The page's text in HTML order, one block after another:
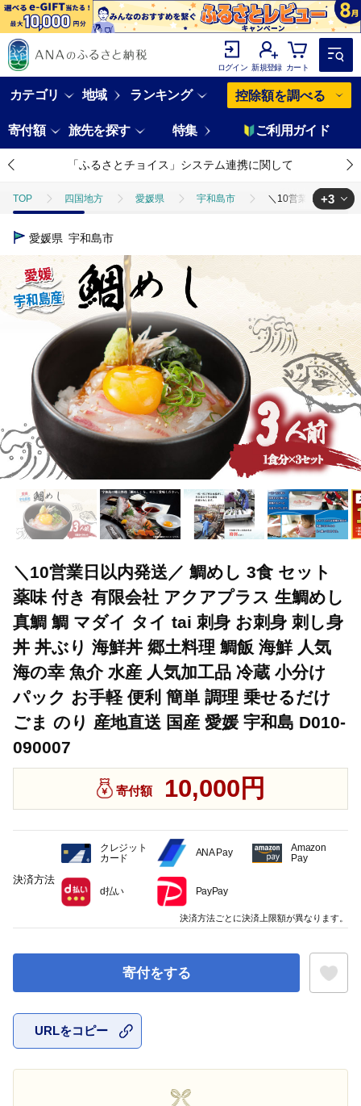
ログイン 新規登録 カート
カテゴリ 地域 ランキング 控除額を調べる
寄付額 旅先を探す 特集 ご利用ガイド
「ふるさとチョイス」システム連携に関して
TOP 四国地方 愛媛県 宇和島市 ＼10営業日以内発送
TOP
TOP 魚介類 鮮魚 ＼10営業日以内発送／ 鯛めし 3食 セッ
TOP 魚介類 鮮魚 ほかの鮮魚
+3
愛媛県 宇和島市
＼10営業日以内発送／ 鯛めし 3食 セット
薬味 付き 有限会社 アクアプラス 生鯛めし
真鯛 鯛 マダイ タイ tai 刺身 お刺身 刺し身
丼 丼ぶり 海鮮丼 郷土料理 鯛飯 海鮮 人気
海の幸 魚介 水産 人気加工品 冷蔵 小分け
パック お手軽 便利 簡単 調理 乗せるだけ
ごま のり 産地直送 国産 愛媛 宇和島 D010-
090007
寄付額 10,000円
寄付をする
URLをコピー
決済方法
クレジット
カード
ANA Pay
Amazon
Pay
d払い PayPay
決済方法ごとに決済上限額が異なります。